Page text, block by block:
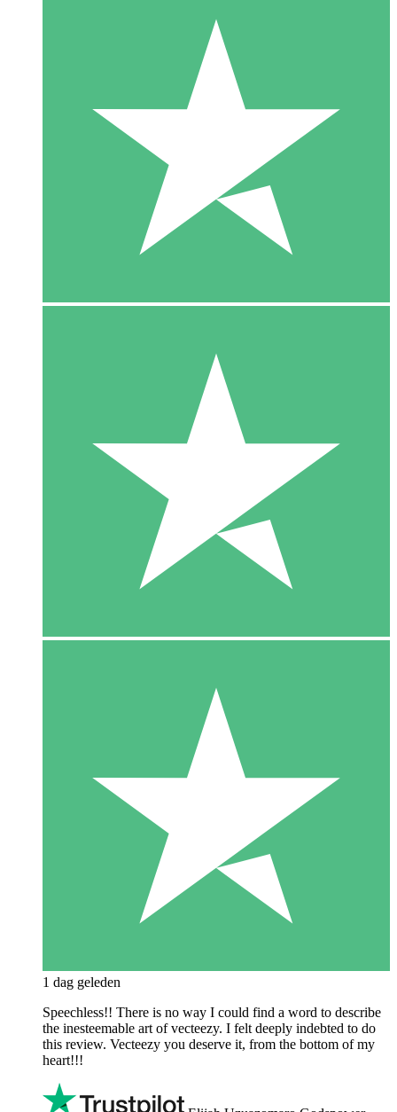
1 dag geleden
Speechless!! There is no way I could find a word to describe
the inesteemable art of vecteezy. I felt deeply indebted to do
this review. Vecteezy you deserve it, from the bottom of my
heart!!!